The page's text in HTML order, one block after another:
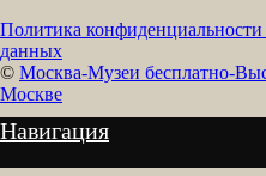
Политика
данных
© Москва-Музеи бесплатно-
Москве
Навигация